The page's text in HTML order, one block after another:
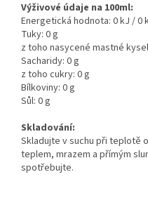
Výživové údaje na 100ml:
Energetická hodnota: 0 kJ / 0
Tuky: 0 g
z toho nasycené mastné
Sacharidy: 0 g
z toho cukry: 0 g
Bílkoviny: 0 g
Sůl: 0g
Skladování:
Skladujte v suchu při teplotě
teplem, mrazem a přímým
spotřebujte.